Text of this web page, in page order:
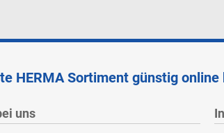
HERMA Sortiment günstig online
uns